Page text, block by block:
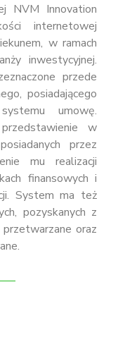
NVM Innovation
internetowej
w ramach
inwestycyjnej.
przede
posiadającego
umowę.
w
przez
mu realizacji
finansowych i
System ma też
pozyskanych z
oraz